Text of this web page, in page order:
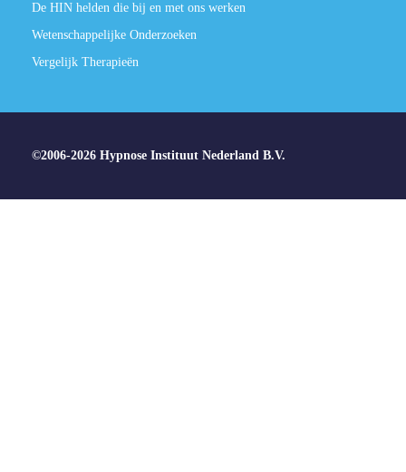
De HIN helden die bij en met ons werken
Wetenschappelijke Onderzoeken
Vergelijk Therapieën
©2006-2026 Hypnose Instituut Nederland B.V.